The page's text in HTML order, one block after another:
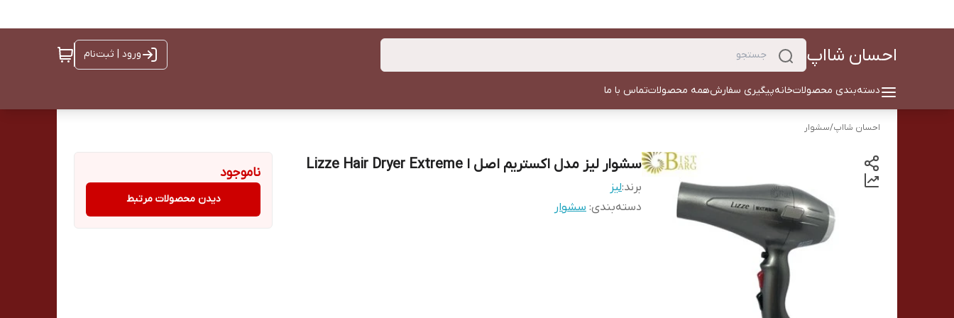
احسان شااپ ورود | ثبت‌نام
دسته‌بندی محصولاتخانهپیگیری سفارشهمه محصولاتتماس با ما
احسان شااپ/سشوار
سشوار لیز مدل اکستریم اصل ا Lizze Hair Dryer Extreme
برند:لیز
دسته‌بندی: سشوار
ناموجود
دیدن محصولات مرتبط